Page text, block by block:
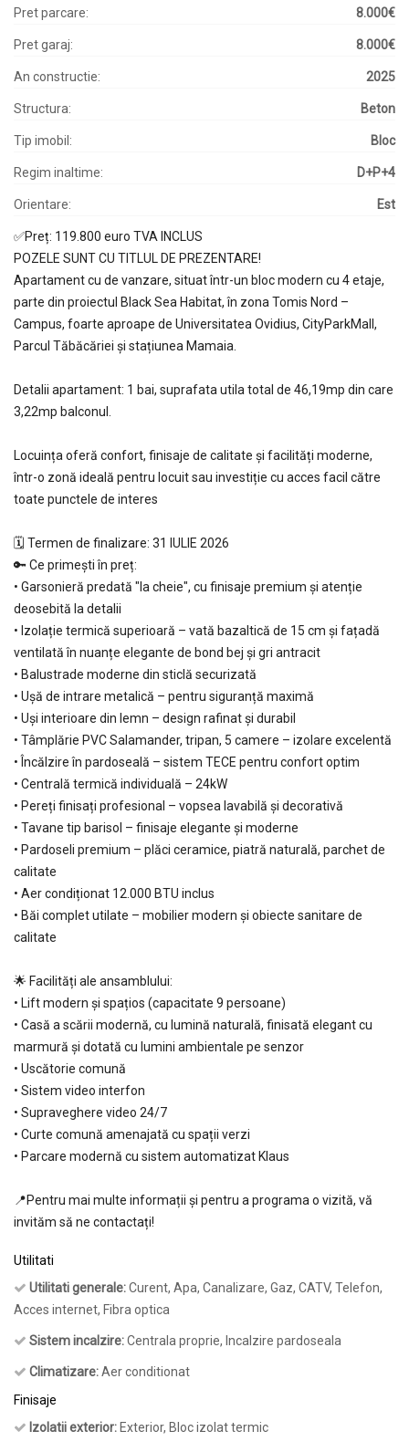
Pret parcare: 8.000€
Pret garaj: 8.000€
An constructie: 2025
Structura: Beton
Tip imobil: Bloc
Regim inaltime: D+P+4
Orientare: Est
✅Preț: 119.800 euro TVA INCLUS
POZELE SUNT CU TITLUL DE PREZENTARE!
Apartament cu de vanzare, situat într-un bloc modern cu 4 etaje,
parte din proiectul Black Sea Habitat, în zona Tomis Nord –
Campus, foarte aproape de Universitatea Ovidius, CityParkMall,
Parcul Tăbăcăriei și stațiunea Mamaia.
Detalii apartament: 1 bai, suprafata utila total de 46,19mp din care
3,22mp balconul.
Locuința oferă confort, finisaje de calitate și facilități moderne,
într-o zonă ideală pentru locuit sau investiție cu acces facil către
toate punctele de interes
🗓 Termen de finalizare: 31 IULIE 2026
🔑 Ce primești în preț:
• Garsonieră predată "la cheie", cu finisaje premium și atenție
deosebită la detalii
• Izolație termică superioară – vată bazaltică de 15 cm și fațadă
ventilată în nuanțe elegante de bond bej și gri antracit
• Balustrade moderne din sticlă securizată
• Ușă de intrare metalică – pentru siguranță maximă
• Uși interioare din lemn – design rafinat și durabil
• Tâmplărie PVC Salamander, tripan, 5 camere – izolare excelentă
• Încălzire în pardoseală – sistem TECE pentru confort optim
• Centrală termică individuală – 24kW
• Pereți finisați profesional – vopsea lavabilă și decorativă
• Tavane tip barisol – finisaje elegante și moderne
• Pardoseli premium – plăci ceramice, piatră naturală, parchet de
calitate
• Aer condiționat 12.000 BTU inclus
• Băi complet utilate – mobilier modern și obiecte sanitare de
calitate
🌟 Facilități ale ansamblului:
• Lift modern și spațios (capacitate 9 persoane)
• Casă a scării modernă, cu lumină naturală, finisată elegant cu
marmură și dotată cu lumini ambientale pe senzor
• Uscătorie comună
• Sistem video interfon
• Supraveghere video 24/7
• Curte comună amenajată cu spații verzi
• Parcare modernă cu sistem automatizat Klaus
📍Pentru mai multe informații și pentru a programa o vizită, vă
invităm să ne contactați!
Utilitati
Utilitati generale:Curent, Apa, Canalizare, Gaz, CATV, Telefon,
Acces internet, Fibra optica
Sistem incalzire:Centrala proprie, Incalzire pardoseala
Climatizare:Aer conditionat
Finisaje
Izolatii exterior: Exterior, Bloc izolat termic